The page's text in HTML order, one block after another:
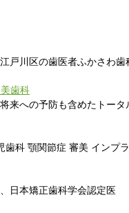
戸川区の歯医者ふかさわ
歯科
への予防も含めたトータ
科 顎関節症 審美 インプ
日本矯正歯科学会認定医